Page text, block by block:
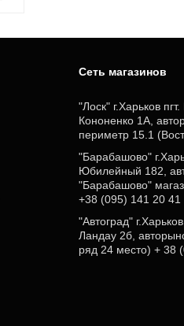
Cеть магазинов
"Лоск" г.Харьков
Кононенко 1А,
периметр 15.1
"Барабашово"
Юбилейный 182,
"Барабашово"
+38 (095) 141 20 41
"Автоград"
Ландау 2б,
ряд 24 место) + 38